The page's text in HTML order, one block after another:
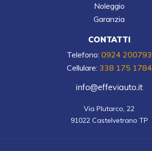
Noleggio
Garanzia
CONTATTI
Telefono: 0924 200793
Cellulare: 338 175 1784
info@effeviauto.it
Via Plutarco, 22
91022 Castelvetrano TP